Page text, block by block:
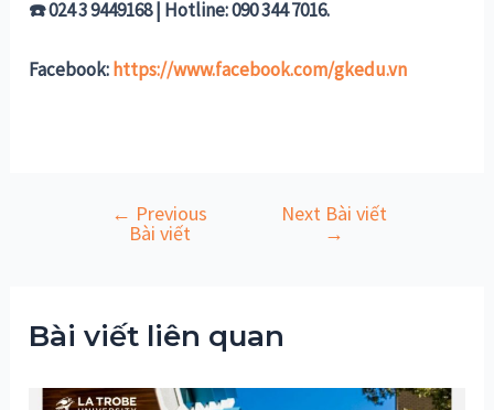
☎️ 024 3 9449168 | Hotline: 090 344 7016.
Facebook:https://www.facebook.com/gkedu.vn
← Previous
Bài viết
Next Bài viết
→
Bài viết liên quan